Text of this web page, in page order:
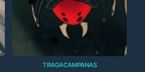
TRAGACAMPANAS